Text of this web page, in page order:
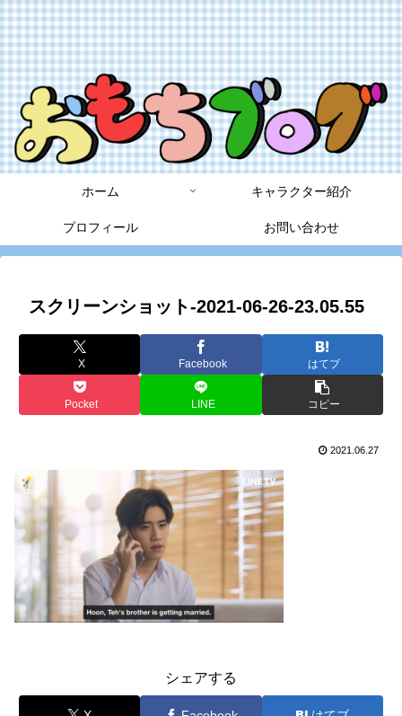
ホーム キャラクター紹介
プロフィール お問い合わせ
スクリーンショット-2021-06-26-23.05.55
X Facebook はてブ
Pocket LINE コピー
2021.06.27
シェアする